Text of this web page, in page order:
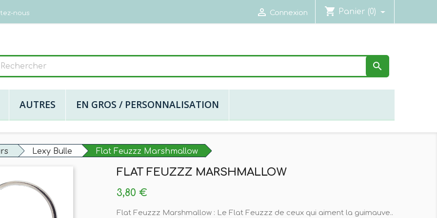
nous  Connexion shopping_cart Panier (0)

AUTRES EN GROS / PERSONNALISATION
Lexy Bulle Flat Feuzzz Marshmallow
FLAT FEUZZZ MARSHMALLOW
3,80 €
Flat Feuzzz Marshmallow : Le Flat Feuzzz de ceux qui aiment la guimauve..